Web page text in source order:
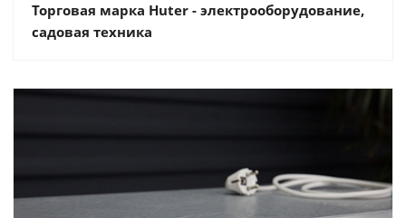
Торговая марка Huter - электрооборудование,
садовая техника